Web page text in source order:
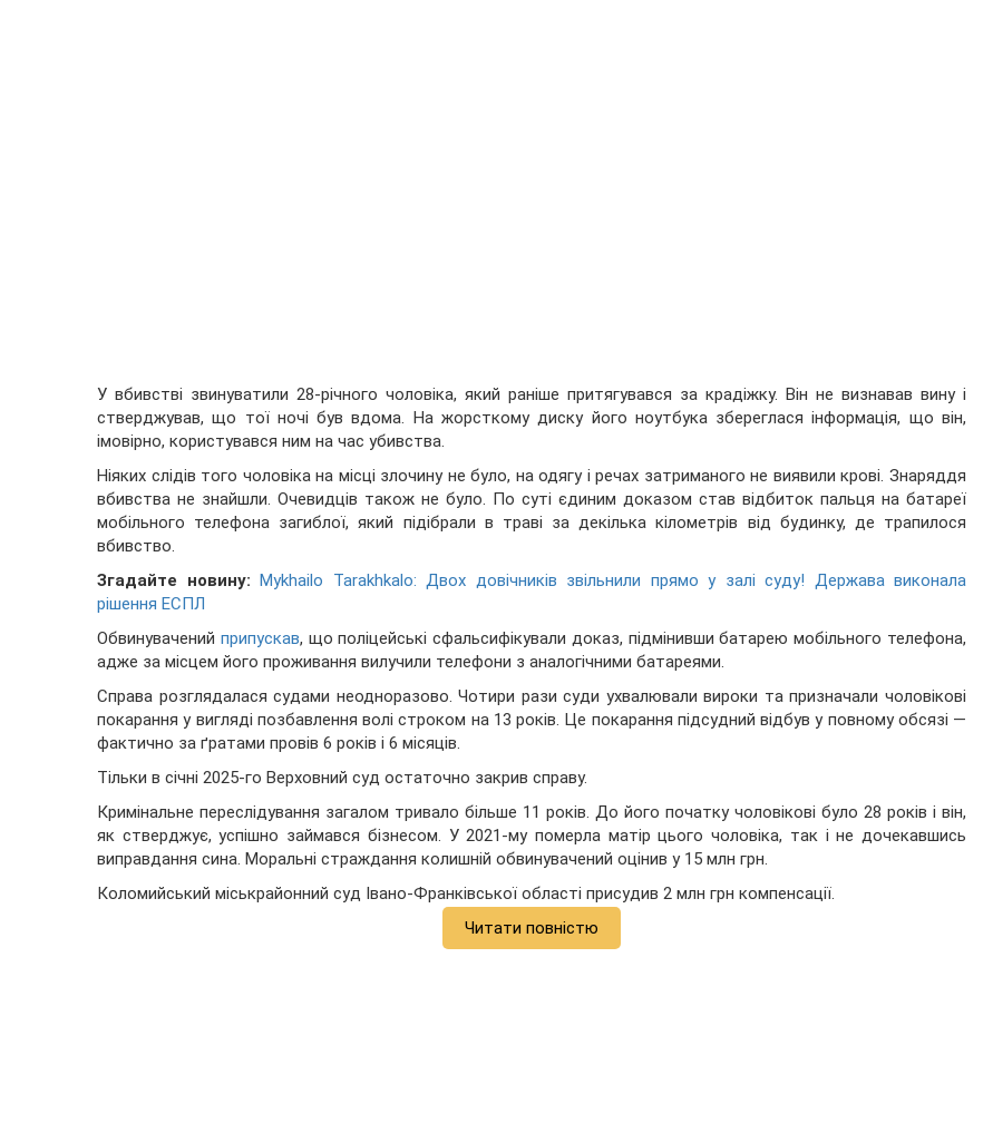
У вбивстві звинуватили 28-річного чоловіка, який раніше притягувався за крадіжку. Він не визнавав вину і
стверджував, що тої ночі був вдома. На жорсткому диску його ноутбука збереглася інформація, що він,
імовірно, користувався ним на час убивства.
Ніяких слідів того чоловіка на місці злочину не було, на одягу і речах затриманого не виявили крові. Знаряддя
вбивства не знайшли. Очевидців також не було. По суті єдиним доказом став відбиток пальця на батареї
мобільного телефона загиблої, який підібрали в траві за декілька кілометрів від будинку, де трапилося
вбивство.
Згадайте новину:
Mykhailo Tarakhkalo: Двох довічників звільнили прямо у залі суду! Держава виконала
рішення ЕСПЛ
Обвинувачений припускав, що поліцейські сфальсифікували доказ, підмінивши батарею мобільного телефона,
адже за місцем його проживання вилучили телефони з аналогічними батареями.
Справа розглядалася судами неодноразово. Чотири рази суди ухвалювали вироки та призначали чоловікові
покарання у вигляді позбавлення волі строком на 13 років. Це покарання підсудний відбув у повному обсязі —
фактично за ґратами провів 6 років і 6 місяців.
Тільки в січні 2025-го Верховний суд остаточно закрив справу.
Кримінальне переслідування загалом тривало більше 11 років. До його початку чоловікові було 28 років і він,
як стверджує, успішно займався бізнесом. У 2021-му померла матір цього чоловіка, так і не дочекавшись
виправдання сина. Моральні страждання колишній обвинувачений оцінив у 15 млн грн.
Коломийський міськрайонний суд Івано-Франківської області присудив 2 млн грн компенсації.
Читати повністю